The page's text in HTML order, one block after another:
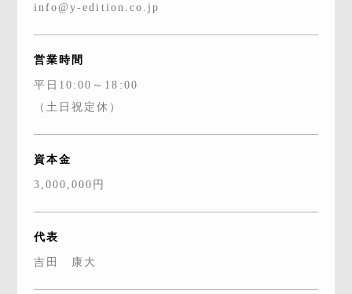
info@y-edition.co.jp
営業時間
平日10:00～18:00
（土日祝定休）
資本金
3,000,000円
代表
吉田 康大